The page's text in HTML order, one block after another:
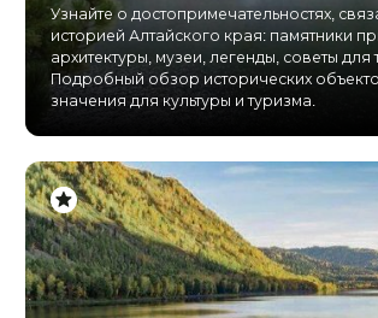
Узнайте о достопримечательностях,
историей Алтайского края: памятники
архитектуры, музеи, легенды, советы для
Подробный обзор исторических
значения для культуры и туризма.